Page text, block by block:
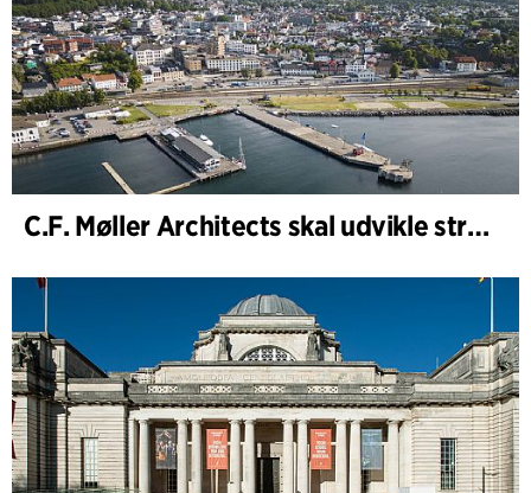
C.F. Møller Architects skal udvikle strategien for ”Knutepunkt Larvik og indre havn”